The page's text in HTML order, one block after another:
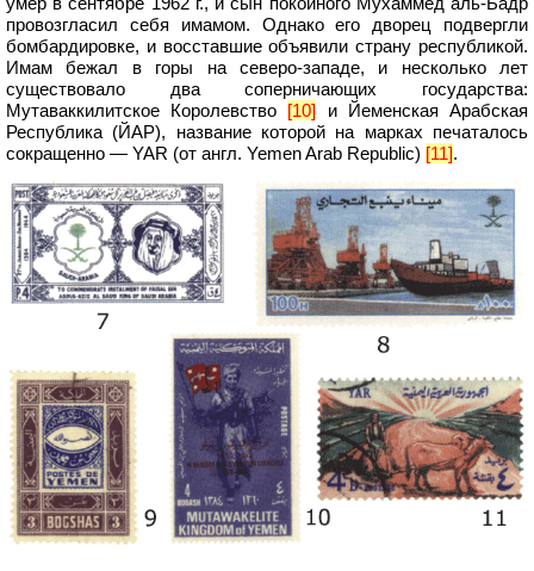
провозгласил себя имамом. Однако его дворец подвергли
бомбардировке, и восставшие объявили страну республикой.
Имам бежал в горы на северо-западе, и несколько лет
существовало два соперничающих государства:
Мутаваккилитское Королевство [10] и Йеменская Арабская
Республика (ЙАР), название которой на марках печаталось
сокращенно — YAR (от англ. Yemen Arab Republic) [11].